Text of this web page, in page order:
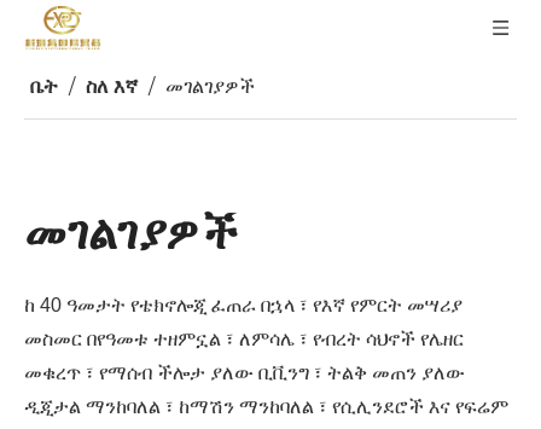
ቤት / ስለ እኛ / መገልገያዎች
መገልገያዎች
ከ 40 ዓመታት የቴክኖሎጂ ፈጠራ በኋላ ፣ የእኛ የምርት መሣሪያ
መስመር በየዓመቱ ተዘምኗል ፣ ለምሳሌ ፣ የብረት ሳህኖች የሌዘር
መቁረጥ ፣ የማሰብ ችሎታ ያለው ቢቪንግ ፣ ትልቅ መጠን ያለው
ዲጂታል ማንከባለል ፣ ከማሽን ማንከባለል ፣ የሲሊንደሮች እና የፍሬም